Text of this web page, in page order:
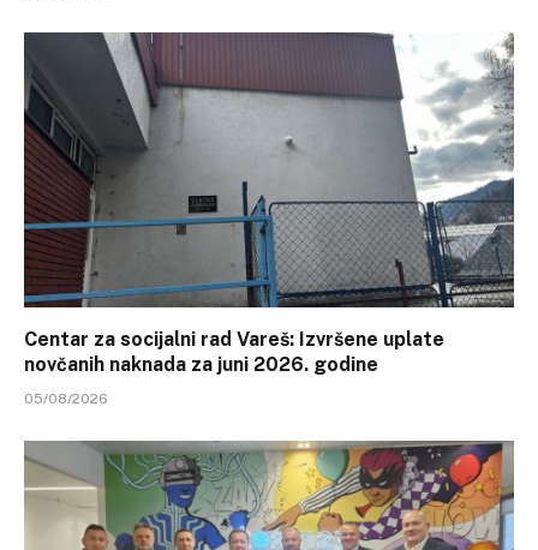
Centar za socijalni rad Vareš: Izvršene uplate
novčanih naknada za juni 2026. godine
05/08/2026